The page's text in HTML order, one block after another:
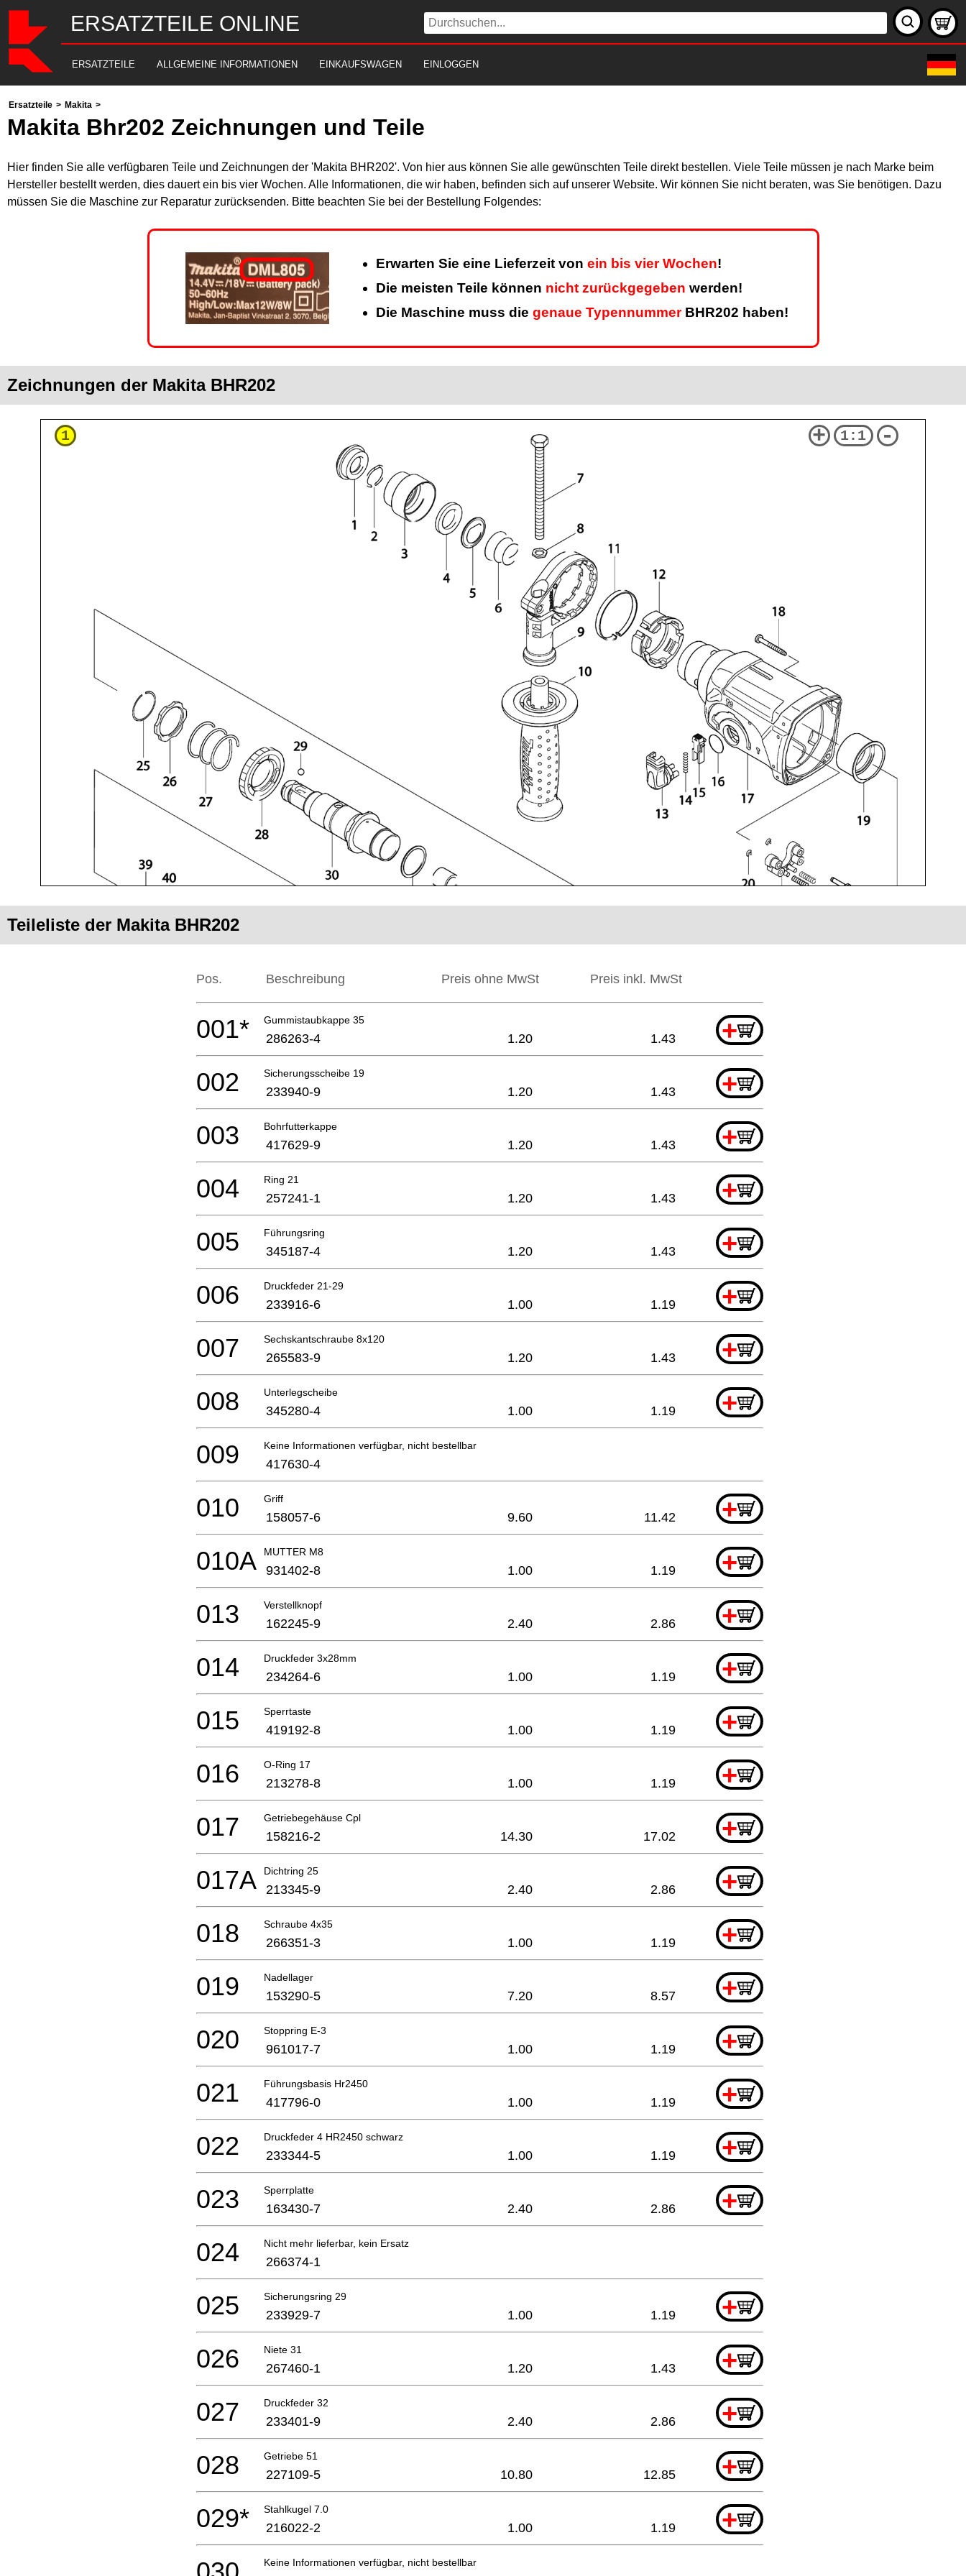
ERSATZTEILE ONLINE
ERSATZTEILE ALLGEMEINE INFORMATIONEN EINKAUFSWAGEN EINLOGGEN
Ersatzteile > Makita >
Makita Bhr202 Zeichnungen und Teile
Hier finden Sie alle verfügbaren Teile und Zeichnungen der 'Makita BHR202'. Von hier aus können Sie alle gewünschten Teile direkt bestellen. Viele Teile müssen je nach Marke beim
Hersteller bestellt werden, dies dauert ein bis vier Wochen. Alle Informationen, die wir haben, befinden sich auf unserer Website. Wir können Sie nicht beraten, was Sie benötigen. Dazu
müssen Sie die Maschine zur Reparatur zurücksenden. Bitte beachten Sie bei der Bestellung Folgendes:
Erwarten Sie eine Lieferzeit von ein bis vier Wochen!
Die meisten Teile können nicht zurückgegeben werden!
Die Maschine muss die genaue TypennummerBHR202 haben!
Zeichnungen der Makita BHR202
1 + 1:1 -
Teileliste der Makita BHR202
Pos. Beschreibung Preis ohne MwSt Preis inkl. MwSt
Gummistaubkappe 35 +
001* 286263-4 1.20 1.43
Sicherungsscheibe 19 +
002 233940-9 1.20 1.43
Bohrfutterkappe +
003 417629-9 1.20 1.43
Ring 21 +
004 257241-1 1.20 1.43
Führungsring +
005 345187-4 1.20 1.43
Druckfeder 21-29 +
006 233916-6 1.00 1.19
Sechskantschraube 8x120 +
007 265583-9 1.20 1.43
Unterlegscheibe +
008 345280-4 1.00 1.19
Keine Informationen verfügbar, nicht bestellbar
009 417630-4
Griff +
010 158057-6 9.60 11.42
MUTTER M8 +
010A 931402-8 1.00 1.19
Verstellknopf +
013 162245-9 2.40 2.86
Druckfeder 3x28mm +
014 234264-6 1.00 1.19
Sperrtaste +
015 419192-8 1.00 1.19
O-Ring 17 +
016 213278-8 1.00 1.19
Getriebegehäuse Cpl +
017 158216-2 14.30 17.02
Dichtring 25 +
017A 213345-9 2.40 2.86
Schraube 4x35 +
018 266351-3 1.00 1.19
Nadellager +
019 153290-5 7.20 8.57
Stoppring E-3 +
020 961017-7 1.00 1.19
Führungsbasis Hr2450 +
021 417796-0 1.00 1.19
Druckfeder 4 HR2450 schwarz +
022 233344-5 1.00 1.19
Sperrplatte +
023 163430-7 2.40 2.86
Nicht mehr lieferbar, kein Ersatz
024 266374-1
Sicherungsring 29 +
025 233929-7 1.00 1.19
Niete 31 +
026 267460-1 1.20 1.43
Druckfeder 32 +
027 233401-9 2.40 2.86
Getriebe 51 +
028 227109-5 10.80 12.85
Stahlkugel 7.0 +
029* 216022-2 1.00 1.19
Keine Informationen verfügbar, nicht bestellbar